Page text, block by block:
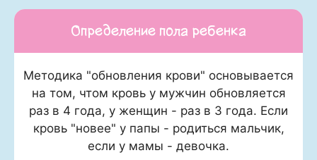
Определение пола ребенка
Методика "обновления крови" основывается
на том, чтом кровь у мужчин обновляется
раз в 4 года, у женщин - раз в 3 года. Если
кровь "новее" у папы - родиться мальчик,
если у мамы - девочка.